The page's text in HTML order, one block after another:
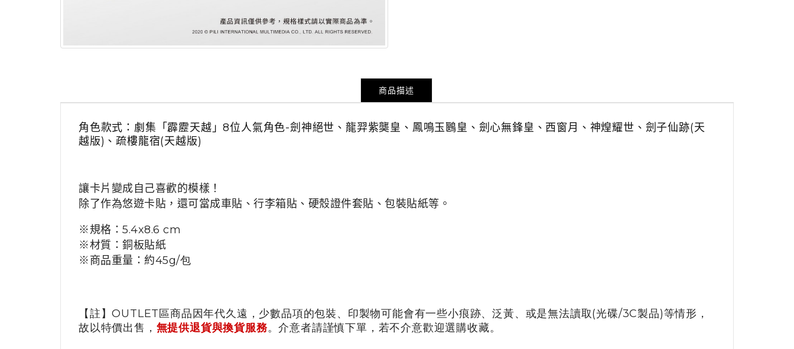
商品描述
角色款式：劇集「霹靂天越 」8位人氣角色-劍神絕世、龍羿紫龑皇、鳳鳴玉鶠皇、劍心無鋒皇、西窗月、神煌耀世、劍子仙跡(天
越版) 、疏樓龍宿(天越版)
讓卡片變成自己喜歡的模樣！
除了作為悠遊卡貼，還可當成車貼、行李箱貼、硬殼證件套貼、包裝貼紙等。
※規格： 5.4x8.6 cm
※材質：銅板貼紙
※商品重量：約45g/包
【註】OUTLET區商品因年代久遠，少數品項的包裝、印製物可能會有一些小痕跡、泛黃、或是無法讀取(光碟/3C製品)等情形，
故以特價出售， 無提供退貨與換貨服務。介意者請謹慎下單，若不介意歡迎選購收藏。